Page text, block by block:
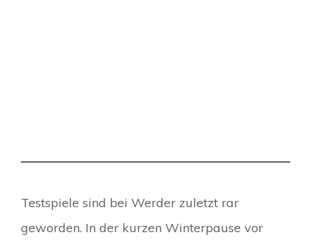
Testspiele sind bei Werder zuletzt rar
geworden. In der kurzen Winterpause vor